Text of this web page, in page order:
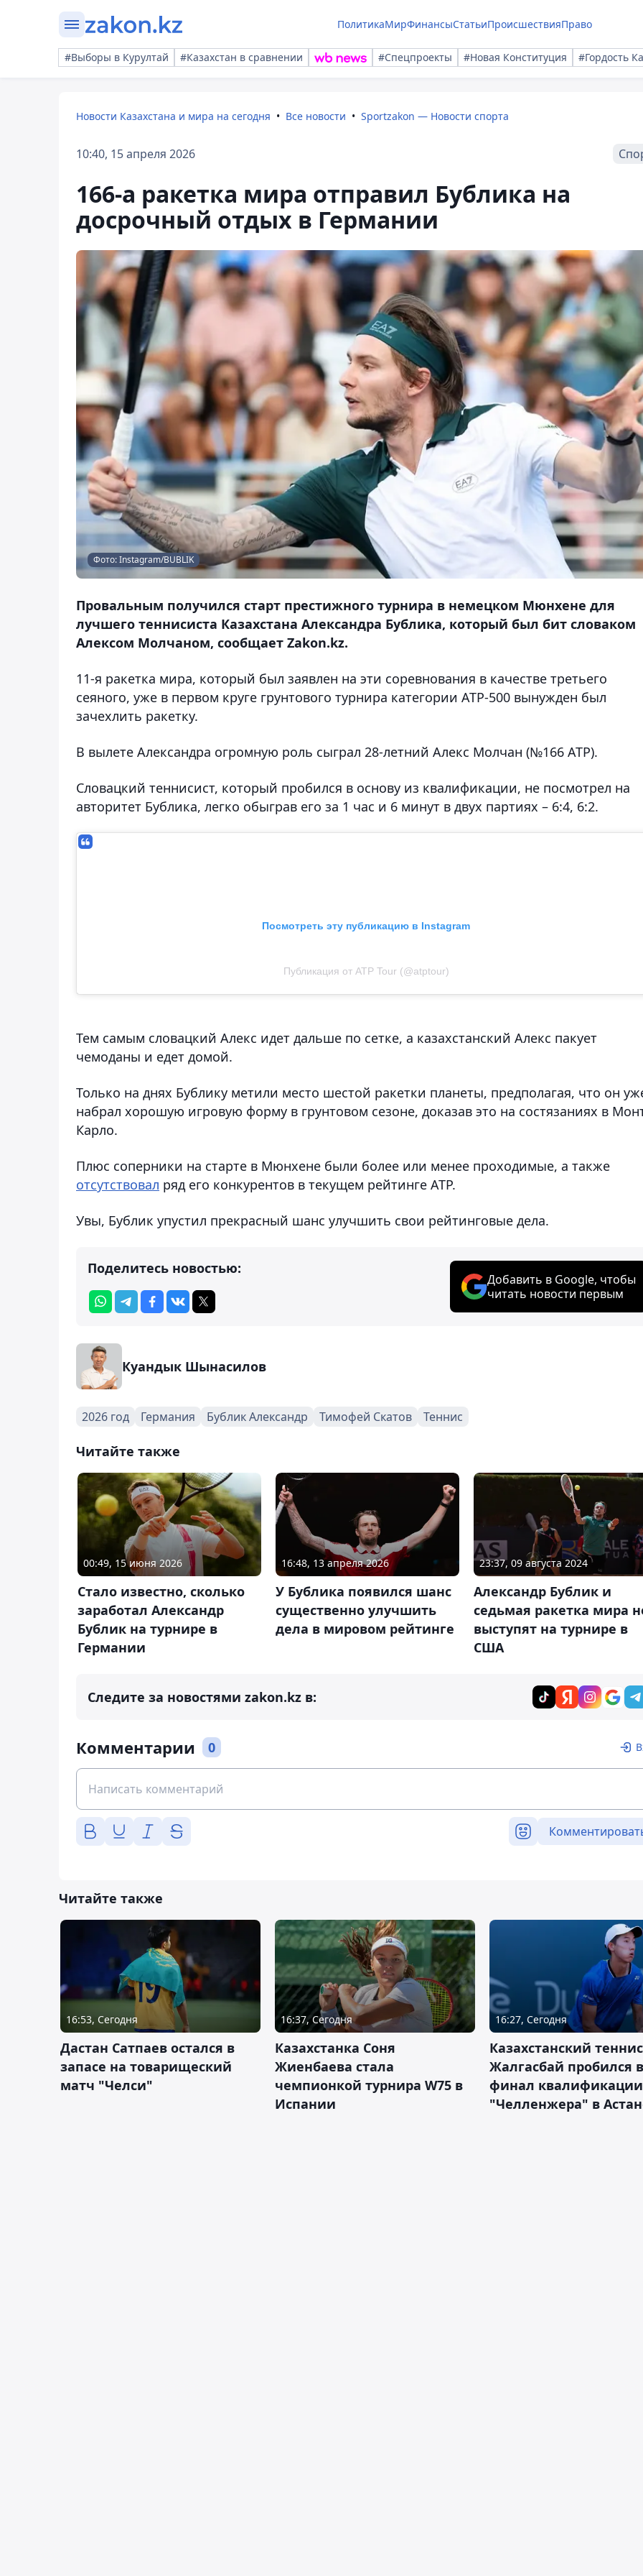
ПолитикаМирФинансыСтатьиПроисшествияПраво
#Выборы в Курултай #Казахстан в сравнении #Спецпроекты #Новая Конституция #Гордость
Новости Казахстана и мира на сегодня Все новости Sportzakon — Новости спорта
10:40, 15 апреля 2026
166-а ракетка мира отправил Бублика на
досрочный отдых в Германии
Фото: Instagram/BUBLIK
Провальным получился старт престижного турнира в немецком Мюнхене для
лучшего теннисиста Казахстана Александра Бублика, который был бит словаком
Алексом Молчаном, сообщает Zakon.kz.
11-я ракетка мира, который был заявлен на эти соревнования в качестве третьего
сеяного, уже в первом круге грунтового турнира категории ATP-500 вынужден был
зачехлить ракетку.
В вылете Александра огромную роль сыграл 28-летний Алекс Молчан (№166 ATP).
Словацкий теннисист, который пробился в основу из квалификации, не посмотрел на
авторитет Бублика, легко обыграв его за 1 час и 6 минут в двух партиях – 6:4, 6:2.
Посмотреть эту публикацию в Instagram
Публикация от ATP Tour (@atptour)
Тем самым словацкий Алекс идет дальше по сетке, а казахстанский Алекс пакует
чемоданы и едет домой.
Только на днях Бублику метили место шестой ракетки планеты, предполагая, что он
набрал хорошую игровую форму в грунтовом сезоне, доказав это на состязаниях в
Карло.
Плюс соперники на старте в Мюнхене были более или менее проходимые, а также
отсутствовал ряд его конкурентов в текущем рейтинге ATP.
Увы, Бублик упустил прекрасный шанс улучшить свои рейтинговые дела.
Поделитесь новостью:
Добавить в Google, чтобы
читать новости первым
Куандык Шынасилов
2026 год Германия Бублик Александр Тимофей Скатов Теннис
Читайте также
00:49, 15 июня 2026
Стало известно, сколько
заработал Александр
Бублик на турнире в
Германии
16:48, 13 апреля 2026
У Бублика появился шанс
существенно улучшить
дела в мировом рейтинге
23:37, 09 августа 2024
Александр Бублик и
седьмая ракетка мира
выступят на турнире в
США
Следите за новостями zakon.kz в:
Комментарии 0
Читайте также
16:53, Сегодня
Дастан Сатпаев остался в
запасе на товарищеский
матч "Челси"
16:37, Сегодня
Казахстанка Соня
Жиенбаева стала
чемпионкой турнира W75 в
Испании
16:27, Сегодня
Казахстанский
Жалгасбай пробился в
финал квалификации
"Челленжера" в